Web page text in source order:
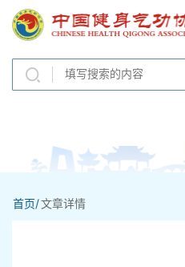
首页/文章详情